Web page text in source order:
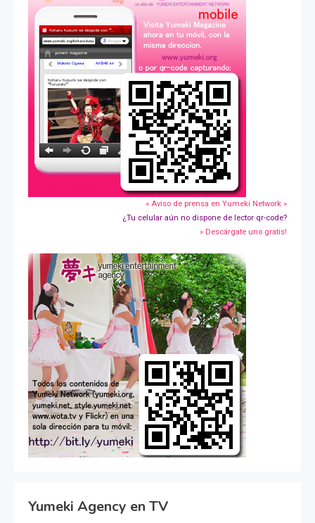
» Aviso de prensa en Yumeki Network »
¿Tu celular aún no dispone de lector qr-code?
» Descárgate uno gratis!
Yumeki Agency en TV